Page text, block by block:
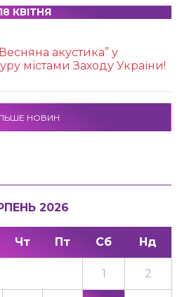
18 КВІТНЯ
акустика” у
містами Заходу України!
НОВИН
2026
Чт Пт Сб Нд
1 2